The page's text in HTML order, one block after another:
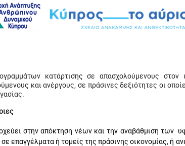
κατάρτισης σε απασχολούμενους στον
και ανέργους, σε πράσινες δεξιότητες οι
στην απόκτηση νέων και την αναβάθμιση των
σε επαγγέλματα ή τομείς της πράσινης οικονομίας, ή